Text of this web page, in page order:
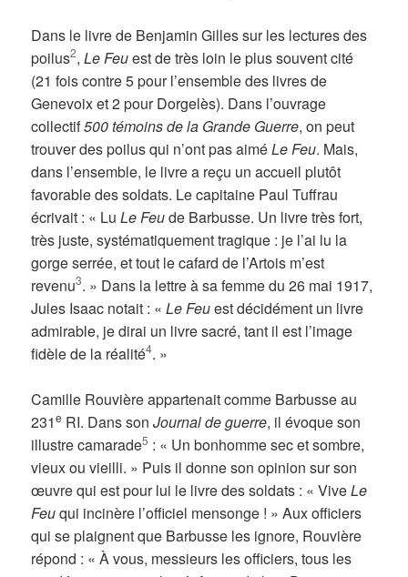
Dans le livre de Benjamin Gilles sur les lectures des
poilus2,Le Feuest de très loin le plus souvent cité
(21 fois contre 5 pour l’ensemble des livres de
Genevoix et 2 pour Dorgelès). Dans l’ouvrage
collectif500 témoins de la Grande Guerre, on peut
trouver des poilus qui n’ont pas aiméLe Feu. Mais,
dans l’ensemble, le livre a reçu un accueil plutôt
favorable des soldats. Le capitaine Paul Tuffrau
écrivait : « LuLe Feude Barbusse. Un livre très fort,
très juste, systématiquement tragique : je l’ai lu la
gorge serrée, et tout le cafard de l’Artois m’est
revenu3. » Dans la lettre à sa femme du 26 mai 1917,
Jules Isaac notait : «Le Feuest décidément un livre
admirable, je dirai un livre sacré, tant il est l’image
fidèle de la réalité4. »
Camille Rouvière appartenait comme Barbusse au
231e RI. Dans sonJournal de guerre, il évoque son
illustre camarade5 : « Un bonhomme sec et sombre,
vieux ou vieilli. » Puis il donne son opinion sur son
œuvre qui est pour lui le livre des soldats : « ViveLe
Feuqui incinère l’officiel mensonge ! » Aux officiers
qui se plaignent que Barbusse les ignore, Rouvière
répond : « À vous, messieurs les officiers, tous les